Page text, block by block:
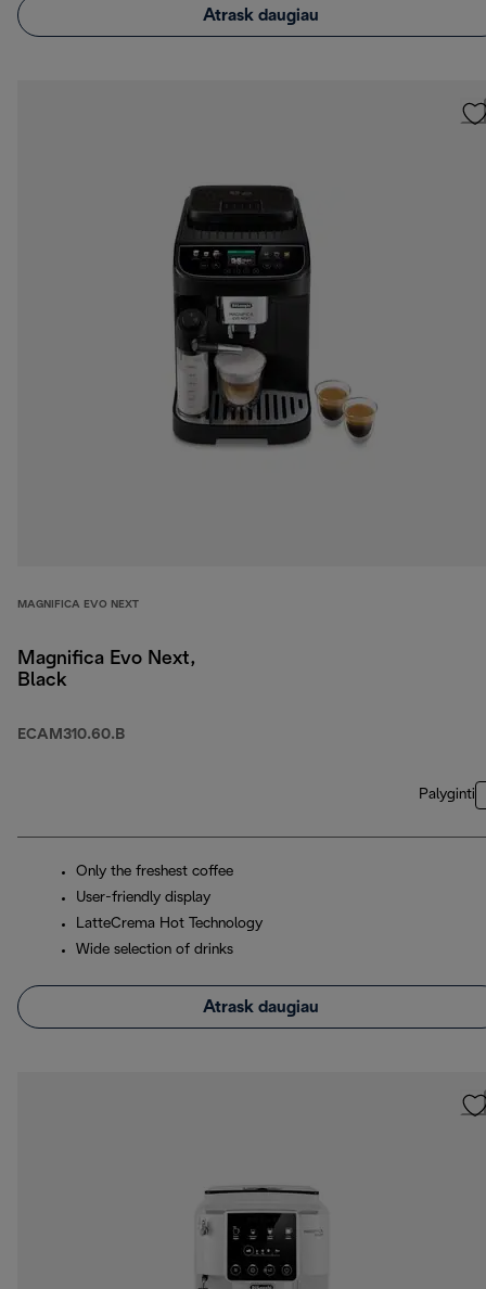
Atrask daugiau
MAGNIFICA EVO NEXT
Magnifica Evo Next,
Black
ECAM310.60.B
Palyginti
Only the freshest coffee
User-friendly display
LatteCrema Hot Technology
Wide selection of drinks
Atrask daugiau